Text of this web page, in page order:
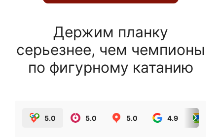
Держим планку
серьезнее, чем чемпионы
по фигурному катанию
5.0 5.0 5.0 4.9